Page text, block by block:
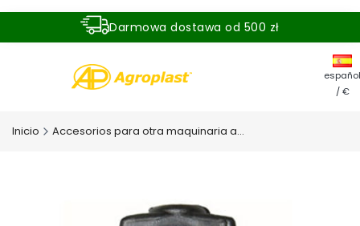
Darmowa dostawa od 500 zł
español
/ €
Inicio Accesorios para otra maquinaria agrícola